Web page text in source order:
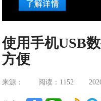
使用手机USB
方便
来源： 阅读：1152